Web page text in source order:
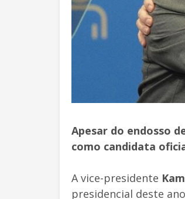
Apesar do endosso
como candidata
A vice-presidente
presidencial deste